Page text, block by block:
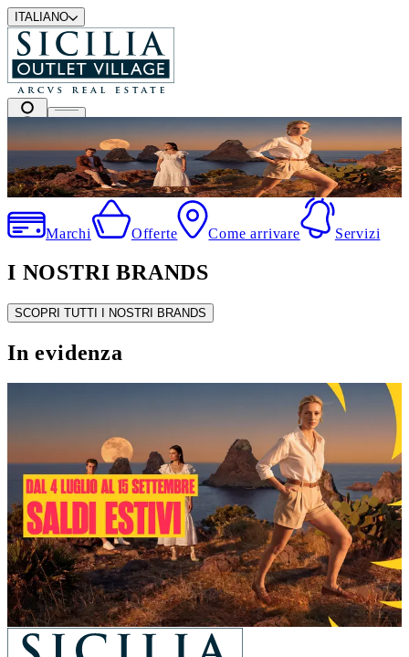
ITALIANO
I migliori marchi a prezzi outlet
Marchi Offerte Come arrivare Servizi
I NOSTRI BRANDS
SCOPRI TUTTI I NOSTRI BRANDS
In evidenza
Un’estate piena di occasioni!
Dal 4 luglio al 15 settembre, aSicilia Outlet Village
arrivano iSaldi: nei negozi delle migliori firme italiane e
internazionali, troverai incredibili sconti sui prezzi outlet.
Approfitta di questa incredibile opportunità e lasciati
ispirare.
Ti aspettiamo!
Scopri i dettagli